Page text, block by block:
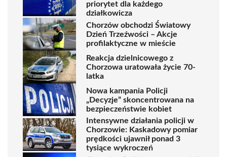
priorytet dla każdego
działkowicza
Chorzów obchodzi Światowy
Dzień Trzeźwości – Akcje
profilaktyczne w mieście
Reakcja dzielnicowego z
Chorzowa uratowała życie 70-
latka
Nowa kampania Policji
„Decyzje” skoncentrowana na
bezpieczeństwie kobiet
Intensywne działania policji w
Chorzowie: Kaskadowy pomiar
prędkości ujawnił ponad 3
tysiące wykroczeń